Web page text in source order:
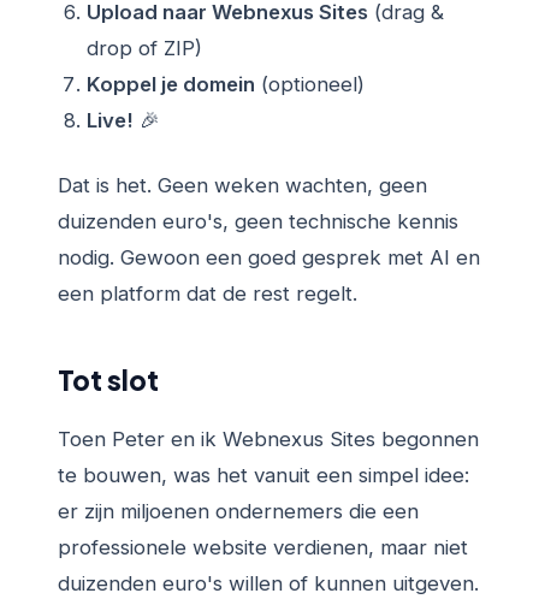
Upload naar Webnexus Sites (drag &
drop of ZIP)
Koppel je domein (optioneel)
Live! 🎉
Dat is het. Geen weken wachten, geen
duizenden euro's, geen technische kennis
nodig. Gewoon een goed gesprek met AI en
een platform dat de rest regelt.
Tot slot
Toen Peter en ik Webnexus Sites begonnen
te bouwen, was het vanuit een simpel idee:
er zijn miljoenen ondernemers die een
professionele website verdienen, maar niet
duizenden euro's willen of kunnen uitgeven.